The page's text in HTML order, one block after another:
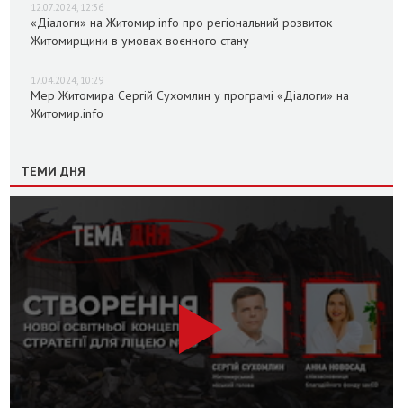
12.07.2024, 12:36
«Діалоги» на Житомир.info про регіональний розвиток
Житомирщини в умовах воєнного стану
17.04.2024, 10:29
Мер Житомира Сергій Сухомлин у програмі «Діалоги» на
Житомир.info
ТЕМИ ДНЯ